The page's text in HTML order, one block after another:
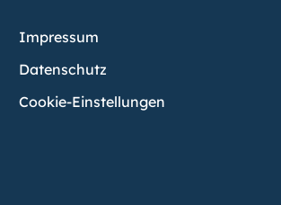
Impressum
Datenschutz
Cookie-Einstellungen